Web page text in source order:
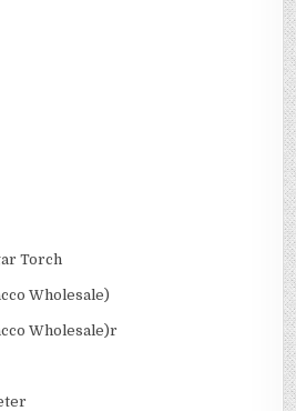
Torch
Wholesale)
Wholesale)r